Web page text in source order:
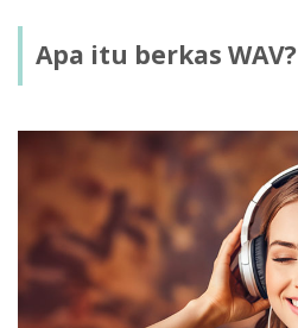
Apa itu berkas WAV?